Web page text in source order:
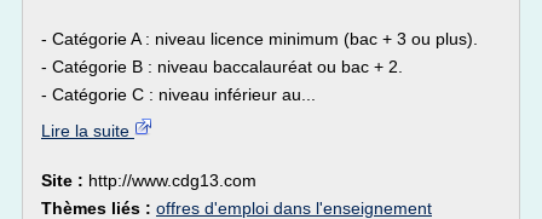
- Catégorie A : niveau licence minimum (bac + 3 ou plus).
- Catégorie B : niveau baccalauréat ou bac + 2.
- Catégorie C : niveau inférieur au...
Lire la suite
Site : http://www.cdg13.com
Thèmes liés : offres d'emploi dans l'enseignement